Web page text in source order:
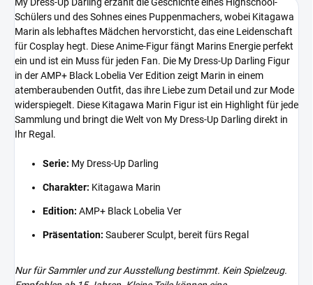
Schülers und des Sohnes eines Puppenmachers, wobei Kitagawa
Marin als lebhaftes Mädchen hervorsticht, das eine Leidenschaft
für Cosplay hegt. Diese Anime-Figur fängt Marins Energie perfekt
ein und ist ein Muss für jeden Fan. Die My Dress-Up Darling Figur
in der AMP+ Black Lobelia Ver Edition zeigt Marin in einem
atemberaubenden Outfit, das ihre Liebe zum Detail und zur Mode
widerspiegelt. Diese Kitagawa Marin Figur ist ein Highlight für jede
Sammlung und bringt die Welt von My Dress-Up Darling direkt in
Ihr Regal.
Serie: My Dress-Up Darling
Charakter: Kitagawa Marin
Edition: AMP+ Black Lobelia Ver
Präsentation: Sauberer Sculpt, bereit fürs Regal
Nur für Sammler und zur Ausstellung bestimmt. Kein Spielzeug.